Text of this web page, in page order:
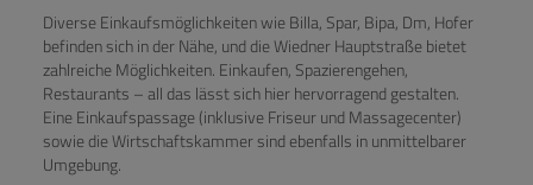
Diverse Einkaufsmöglichkeiten wie Billa, Spar, Bipa, Dm, Hofer
befinden sich in der Nähe, und die Wiedner Hauptstraße bietet
zahlreiche Möglichkeiten. Einkaufen, Spazierengehen,
Restaurants – all das lässt sich hier hervorragend gestalten.
Eine Einkaufspassage (inklusive Friseur und Massagecenter)
sowie die Wirtschaftskammer sind ebenfalls in unmittelbarer
Umgebung.